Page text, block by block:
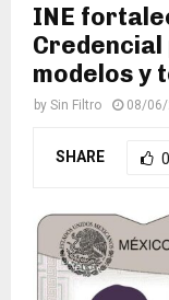
INE
modelos y
by Sin Filtro 08/
SHARE 0